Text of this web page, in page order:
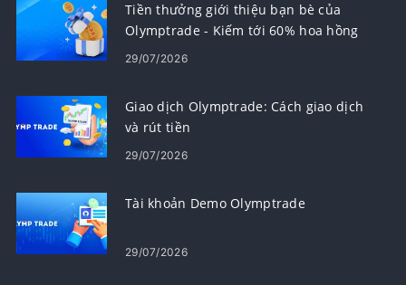
Tiền thưởng giới thiệu bạn bè của
Olymptrade - Kiếm tới 60% hoa hồng
cho các lượt giới thiệu
29/07/2026
Giao dịch Olymptrade: Cách giao dịch
và rút tiền
29/07/2026
Tài khoản Demo Olymptrade
29/07/2026